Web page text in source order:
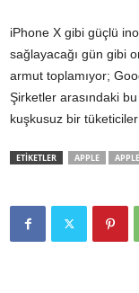
iPhone X gibi güçlü
sağlayacağı gün gibi
armut toplamıyor;
Şirketler arasındaki
kuşkusuz bir tüketiciler
ETİKETLER APPLE